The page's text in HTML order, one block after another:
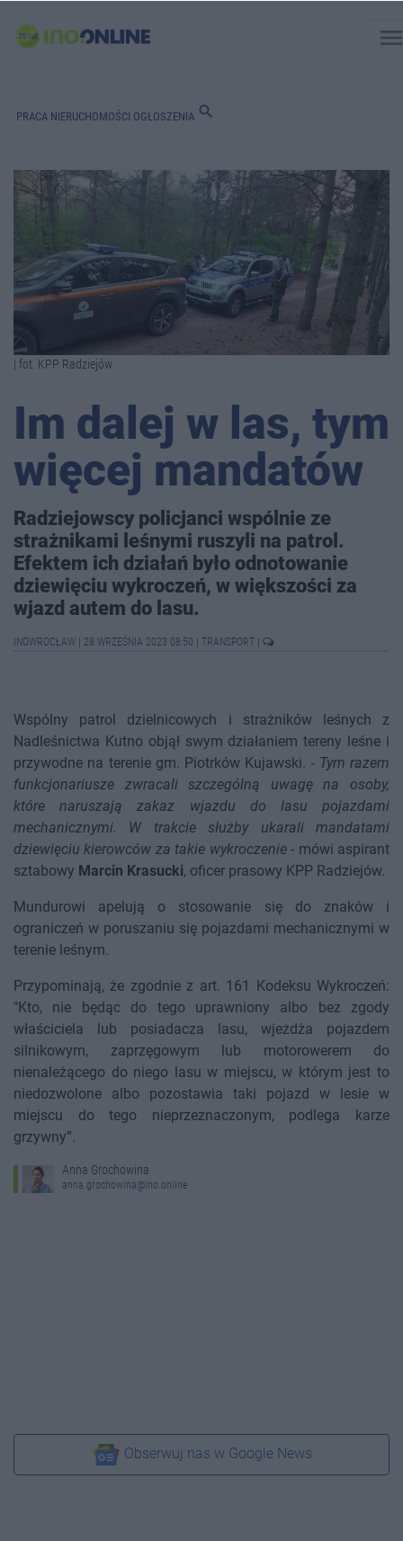
PRACA NIERUCHOMOŚCI OGŁOSZENIA search
| fot. KPP Radziejów
Im dalej w las, tym
więcej mandatów
Radziejowscy policjanci wspólnie ze
strażnikami leśnymi ruszyli na patrol.
Efektem ich działań było odnotowanie
dziewięciu wykroczeń, w większości za
wjazd autem do lasu.
INOWROCŁAW 28 WRZEŚNIA 2023 08:50 TRANSPORT
Wspólny patrol dzielnicowych i strażników leśnych z
Nadleśnictwa Kutno objął swym działaniem tereny leśne i
przywodne na terenie gm. Piotrków Kujawski. - Tym razem
funkcjonariusze zwracali szczególną uwagę na osoby,
które naruszają zakaz wjazdu do lasu pojazdami
mechanicznymi. W trakcie służby ukarali mandatami
dziewięciu kierowców za takie wykroczenie- mówi aspirant
sztabowy Marcin Krasucki, oficer prasowy KPP Radziejów.
Mundurowi apelują o stosowanie się do znaków i
ograniczeń w poruszaniu się pojazdami mechanicznymi w
terenie leśnym.
Przypominają, że zgodnie z art. 161 Kodeksu Wykroczeń:
"Kto, nie będąc do tego uprawniony albo bez zgody
właściciela lub posiadacza lasu, wjeżdża pojazdem
silnikowym, zaprzęgowym lub motorowerem do
nienależącego do niego lasu w miejscu, w którym jest to
niedozwolone albo pozostawia taki pojazd w lesie w
miejscu do tego nieprzeznaczonym, podlega karze
grzywny”.
Anna Grochowina
anna.grochowina@ino.online
Obserwuj nas w Google News